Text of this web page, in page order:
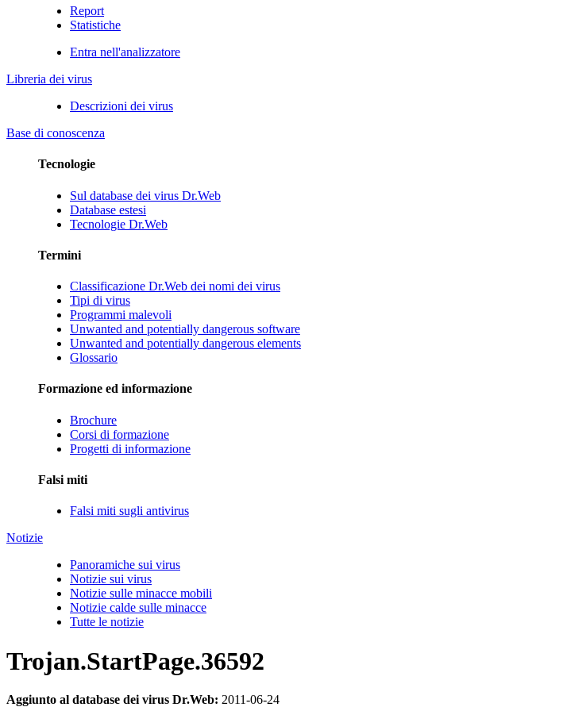
Report
Statistiche
Entra nell'analizzatore
Libreria dei virus
Descrizioni dei virus
Base di conoscenza
Tecnologie
Sul database dei virus Dr.Web
Database estesi
Tecnologie Dr.Web
Termini
Classificazione Dr.Web dei nomi dei virus
Tipi di virus
Programmi malevoli
Unwanted and potentially dangerous software
Unwanted and potentially dangerous elements
Glossario
Formazione ed informazione
Brochure
Corsi di formazione
Progetti di informazione
Falsi miti
Falsi miti sugli antivirus
Notizie
Panoramiche sui virus
Notizie sui virus
Notizie sulle minacce mobili
Notizie calde sulle minacce
Tutte le notizie
Trojan.StartPage.36592
Aggiunto al database dei virus Dr.Web: 2011-06-24